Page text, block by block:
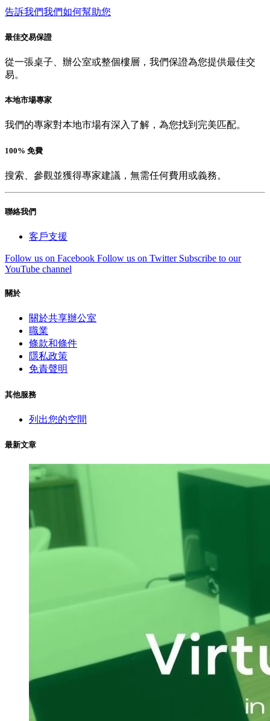
告訴我們我們如何幫助您
最佳交易保證
從一張桌子、辦公室或整個樓層，我們保證為您提供最佳交
易。
本地市場專家
我們的專家對本地市場有深入了解，為您找到完美匹配。
100% 免費
搜索、參觀並獲得專家建議，無需任何費用或義務。
聯絡我們
客戶支援
Follow us on Facebook Follow us on Twitter Subscribe to our
YouTube channel
關於
關於共享辦公室
職業
條款和條件
隱私政策
免責聲明
其他服務
列出您的空間
最新文章